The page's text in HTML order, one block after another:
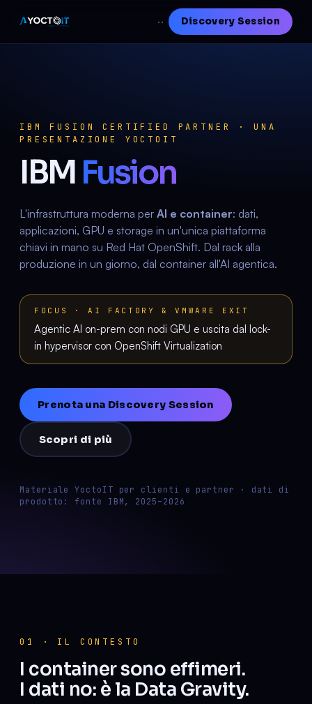
· · Discovery Session
IBM FUSION CERTIFIED PARTNER · UNA
PRESENTAZIONE YOCTOIT
IBM Fusion
L'infrastruttura moderna per AI e container: dati,
applicazioni, GPU e storage in un'unica piattaforma
chiavi in mano su Red Hat OpenShift. Dal rack alla
produzione in un giorno, dal container all'AI agentica.
FOCUS · AI FACTORY & VMWARE EXIT
Agentic AI on-prem con nodi GPU e uscita dal lock-
in hypervisor con OpenShift Virtualization
Prenota una Discovery Session
Scopri di più
Materiale YoctoIT per clienti e partner · dati di
prodotto: fonte IBM, 2025–2026
01 · IL CONTESTO
I container sono effimeri.
I dati no: è la Data Gravity.